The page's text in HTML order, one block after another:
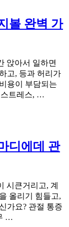
볼 완벽 가
앉아서 일하면
고, 등과 허리가
용이 부담되는
스트레스, …
디에데 관
시큰거리고, 계
올리기 힘들고,
가요? 관절 통증
…